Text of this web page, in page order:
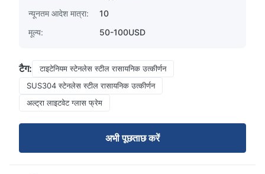
न्यूनतम आदेश मात्रा:
10
मूल्य:
50-100USD
टैग:
टाइटेनियम स्टेनलेस स्टील रासायनिक उत्कीर्णन
SUS304 स्टेनलेस स्टील रासायनिक उत्कीर्णन
अल्ट्रा लाइटवेट ग्लास फ्रेम
अभी पूछताछ करें